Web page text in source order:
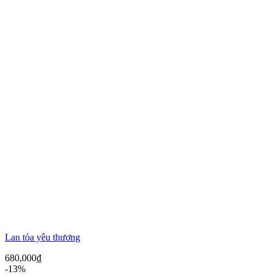
Lan tỏa yêu thương
680,000₫
-13%